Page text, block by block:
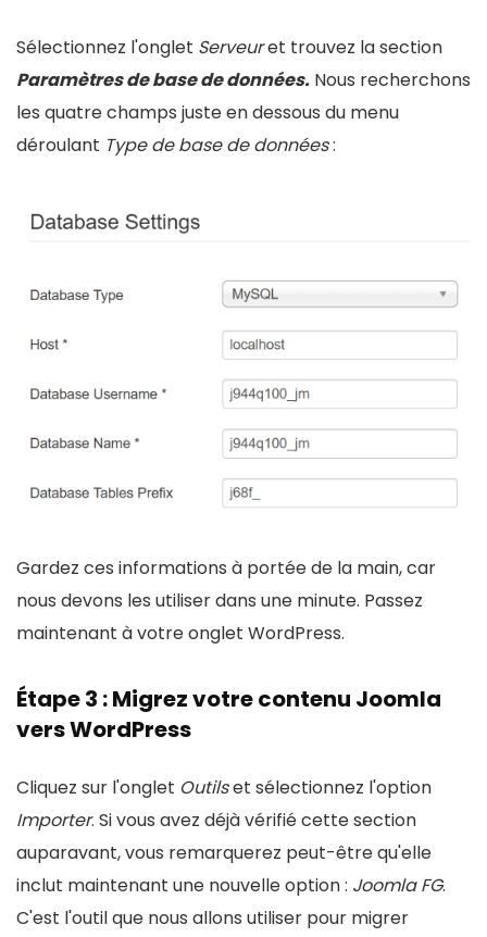
Sélectionnez l'onglet Serveuret trouvez la section
Paramètres de base de données. Nous recherchons
les quatre champs juste en dessous du menu
déroulant Type de base de données:
Gardez ces informations à portée de la main, car
nous devons les utiliser dans une minute. Passez
maintenant à votre onglet WordPress.
Étape 3 : Migrez votre contenu Joomla
vers WordPress
Cliquez sur l'onglet Outilset sélectionnez l'option
Importer. Si vous avez déjà vérifié cette section
auparavant, vous remarquerez peut-être qu'elle
inclut maintenant une nouvelle option : Joomla FG.
C'est l'outil que nous allons utiliser pour migrer